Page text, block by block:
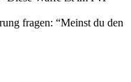
fragen: “Meinst du den